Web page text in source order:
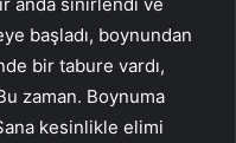
başladı, boynundan
bir tabure vardı,
zaman. Boynuma
kesinlikle elimi